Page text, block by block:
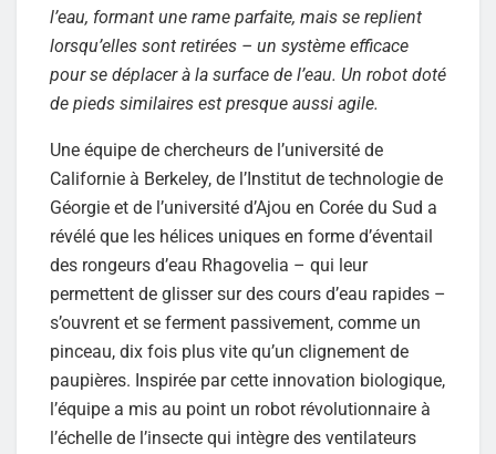
l’eau, formant une rame parfaite, mais se replient
lorsqu’elles sont retirées – un système efficace
pour se déplacer à la surface de l’eau. Un robot doté
de pieds similaires est presque aussi agile.
Une équipe de chercheurs de l’université de
Californie à Berkeley, de l’Institut de technologie de
Géorgie et de l’université d’Ajou en Corée du Sud a
révélé que les hélices uniques en forme d’éventail
des rongeurs d’eau Rhagovelia – qui leur
permettent de glisser sur des cours d’eau rapides –
s’ouvrent et se ferment passivement, comme un
pinceau, dix fois plus vite qu’un clignement de
paupières. Inspirée par cette innovation biologique,
l’équipe a mis au point un robot révolutionnaire à
l’échelle de l’insecte qui intègre des ventilateurs